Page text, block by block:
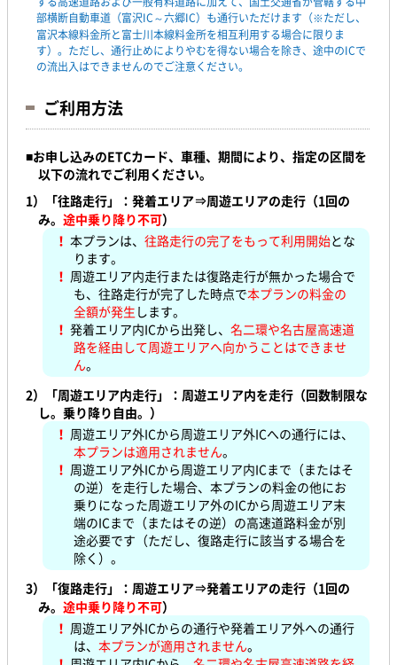
部横断自動車道（富沢IC～六郷IC）も通行いただけます（※ただし、
富沢本線料金所と富士川本線料金所を相互利用する場合に限りま
す）。ただし、通行止めによりやむを得ない場合を除き、途中のICで
の流出入はできませんのでご注意ください。
ご利用方法
■お申し込みのETCカード、車種、期間により、指定の区間を
以下の流れでご利用ください。
1）「往路走行」：発着エリア⇒周遊エリアの走行（1回の
み。 途中乗り降り不可）
！ 本プランは、 往路走行の完了をもって利用開始とな
ります。
！ 周遊エリア内走行または復路走行が無かった場合で
も、往路走行が完了した時点で本プランの料金の
全額が発生 します。
！ 発着エリア内ICから出発し、 名二環や名古屋高速道
路を経由して周遊エリアへ向かうことはできませ
ん。
2）
「周遊エリア内走行」：周遊エリア内を走行（回数制限な
し。乗り降り自由。）
！ 周遊エリア外ICから周遊エリア外ICへの通行には、
本プランは適用されません。
！ 周遊エリア外ICから周遊エリア内ICまで（またはそ
の逆）を走行した場合、本プランの料金の他にお
乗りになった周遊エリア外のICから周遊エリア末
端のICまで（またはその逆）の高速道路料金が別
途必要です（ただし、復路走行に該当する場合を
除く）。
3）
「復路走行」：周遊エリア⇒発着エリアの走行（1回の
み。 途中乗り降り不可）
！ 周遊エリア外ICからの通行や発着エリア外への通行
は、 本プランが適用されません。